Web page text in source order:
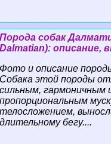
Порода собак
Dalmatian): описание,
Фото и описание
Собака этой породы
сильным, гармоничным
пропорциональным
телосложением,
длительному бегу....